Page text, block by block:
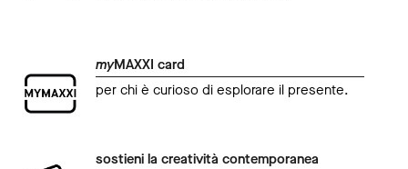
myMAXXI card
per chi è curioso di esplorare il presente.
sostieni la creatività contemporanea